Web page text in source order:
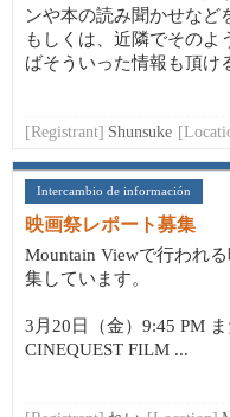
ンや本の読み聞かせなど
もしくは、近隣でその
ばそういった情報も頂け
[Registrant] Shunsuke
Intercambio de información
映画祭レポート募集
Mountain Viewで行われ
集しています。
3月20日（金）9:45 PM
CINEQUEST FILM ...